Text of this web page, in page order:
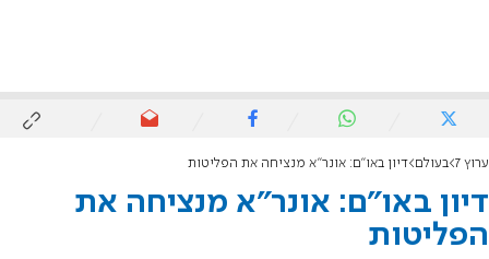
ערוץ 7 בעולם דיון באו"ם: אונר"א מנציחה את הפליטות
דיון באו"ם: אונר"א מנציחה את
הפליטות